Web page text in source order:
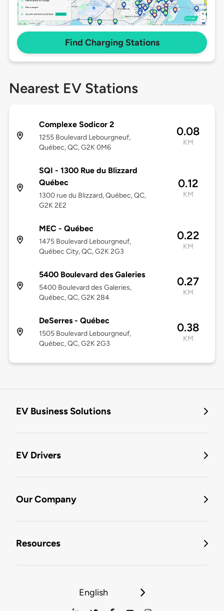
Find Charging Stations
Nearest EV Stations
Complexe Sodicor 2
1255 Boulevard Lebourgneuf,
Québec, QC, G2K 0M6
0.08
KM
SQI - 1300 Rue du Blizzard
Québec
1300 rue du Blizzard, Québec, QC,
G2K 2E2
0.12
KM
MEC - Québec
1475 Boulevard Lebourgneuf,
Québec City, QC, G2K 2G3
0.22
KM
5400 Boulevard des Galeries
5400 Boulevard des Galeries,
Québec, QC, G2K 2B4
0.27
KM
DeSerres - Québec
1505 Boulevard Lebourgneuf,
Québec, QC, G2K 2G3
0.38
KM
EV Business Solutions
EV Drivers
Our Company
Resources
English